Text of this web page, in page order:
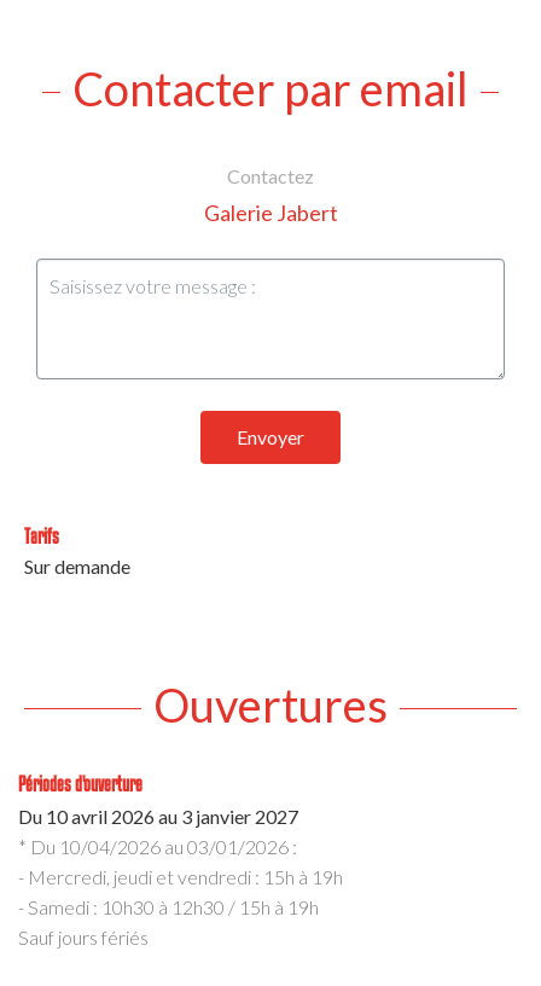
Contacter par email
Contactez
Galerie Jabert
Envoyer
Tarifs
Sur demande
Ouvertures
Périodes d'ouverture
Du 10 avril 2026au 3 janvier 2027
* Du 10/04/2026 au 03/01/2026 :
- Mercredi, jeudi et vendredi : 15h à 19h
- Samedi : 10h30 à 12h30 / 15h à 19h
Sauf jours fériés